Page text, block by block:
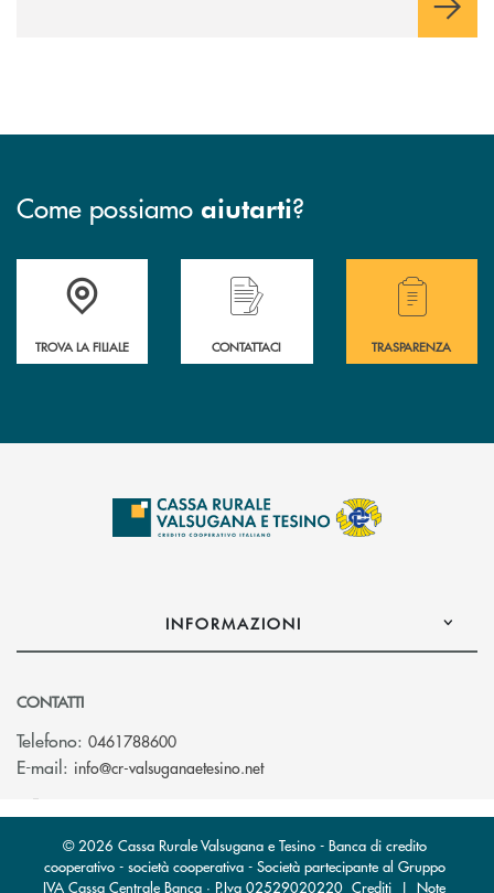
Come possiamo aiutarti?
Accedi all' elenco completo delle filiali .
TROVA LA FILIALE
Hai bisogno di assistenza immediata?
CONTATTACI
Hai bisogno di
TRASPARENZA
INFORMAZIONI
CONTATTI
Telefono: 0461788600
E-mail: info@cr-valsuganaetesino.net(si apre l’app di posta
© 2026 Cassa Rurale Valsugana e Tesino - Banca di credito
cooperativo - società cooperativa - Società partecipante al Gruppo
IVA Cassa Centrale Banca · P.Iva 02529020220 Crediti | Note